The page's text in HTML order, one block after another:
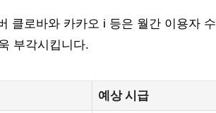
클로바와 카카오 i 등은 월간 이용자 수
부각시킵니다.
예상 시급